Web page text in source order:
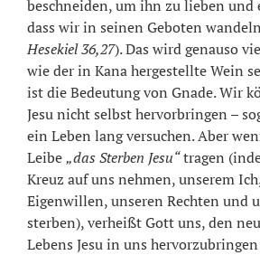
beschneiden, um ihn zu lieben
dass wir in seinen Geboten
Hesekiel 36,27). Das wird genauso
wie der in Kana hergestellte Wein
ist die Bedeutung von Gnade. Wir
Jesu nicht selbst hervorbringen –
ein Leben lang versuchen. Aber
Leibe„das Sterben Jesu“tragen
Kreuz auf uns nehmen, unserem
Eigenwillen, unseren Rechten und
sterben), verheißt Gott uns, den
Lebens Jesu in uns